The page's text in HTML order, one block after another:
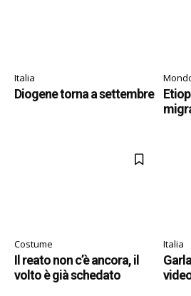
Italia
Diogene torna a settembre
Costume
Il reato non c’è ancora, il
volto è già schedato
Italia